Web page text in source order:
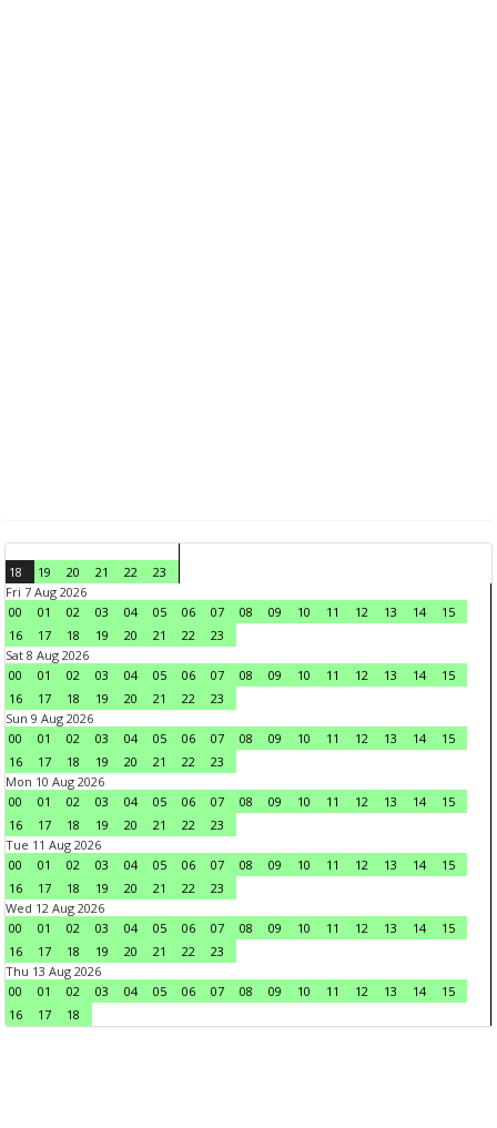
18 19 20 21 22
23
Fri 7 Aug 2026
00
01 02 03 04 05 06 07 08 09 10 11 12 13 14
15
16
17 18 19 20 21 22
23
Sat 8 Aug 2026
00
01 02 03 04 05 06 07 08 09 10 11 12 13 14
15
16
17 18 19 20 21 22
23
Sun 9 Aug 2026
00
01 02 03 04 05 06 07 08 09 10 11 12 13 14
15
16
17 18 19 20 21 22
23
Mon 10 Aug 2026
00
01 02 03 04 05 06 07 08 09 10 11 12 13 14
15
16
17 18 19 20 21 22
23
Tue 11 Aug 2026
00
01 02 03 04 05 06 07 08 09 10 11 12 13 14
15
16
17 18 19 20 21 22
23
Wed 12 Aug 2026
00
01 02 03 04 05 06 07 08 09 10 11 12 13 14
15
16
17 18 19 20 21 22
23
Thu 13 Aug 2026
00
01 02 03 04 05 06 07 08 09 10 11 12 13 14
15
16
17 18